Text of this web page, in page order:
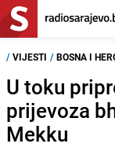
/ VIJESTI / BOSNA I
U toku
prijevoza
Mekku